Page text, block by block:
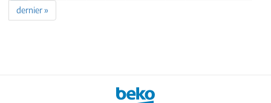
dernier »